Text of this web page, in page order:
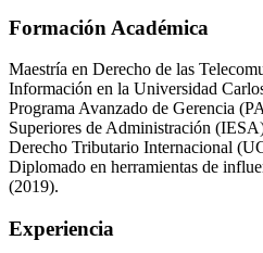
Formación Académica
Maestría en Derecho de las
Información en la Universidad
Programa Avanzado de Gerencia
Superiores de Administración
Derecho Tributario Internacional
Diplomado en herramientas de
(2019).
Experiencia